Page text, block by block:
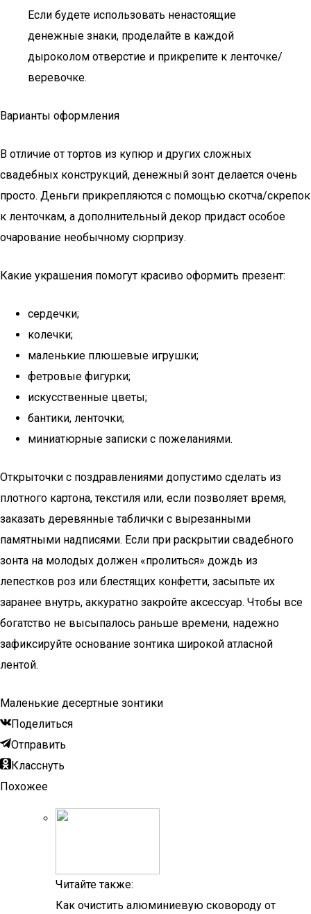
Если будете использовать ненастоящие
денежные знаки, проделайте в каждой
дыроколом отверстие и прикрепите к ленточке/
веревочке.
Варианты оформления
В отличие от тортов из купюр и других сложных
свадебных конструкций, денежный зонт делается очень
просто. Деньги прикрепляются с помощью скотча/скрепок
к ленточкам, а дополнительный декор придаст особое
очарование необычному сюрпризу.
Какие украшения помогут красиво оформить презент:
сердечки;
колечки;
маленькие плюшевые игрушки;
фетровые фигурки;
искусственные цветы;
бантики, ленточки;
миниатюрные записки с пожеланиями.
Открыточки с поздравлениями допустимо сделать из
плотного картона, текстиля или, если позволяет время,
заказать деревянные таблички с вырезанными
памятными надписями. Если при раскрытии свадебного
зонта на молодых должен «пролиться» дождь из
лепестков роз или блестящих конфетти, засыпьте их
заранее внутрь, аккуратно закройте аксессуар. Чтобы все
богатство не высыпалось раньше времени, надежно
зафиксируйте основание зонтика широкой атласной
лентой.
Маленькие десертные зонтики
Поделиться
Отправить
Класснуть
Похожее
Читайте также:
Как очистить алюминиевую сковороду от